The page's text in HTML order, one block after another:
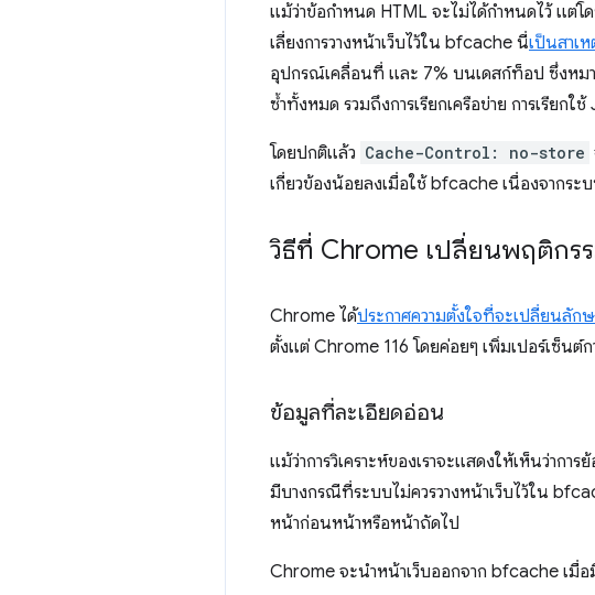
แม้ว่าข้อกำหนด HTML จะไม่ได้กำหนดไว้ แต่โด
เลี่ยงการวางหน้าเว็บไว้ใน bfcache นี่เป็นสาเ
อุปกรณ์เคลื่อนที่ และ 7% บนเดสก์ท็อป ซึ่งหมาย
ซ้ำทั้งหมด รวมถึงการเรียกเครือข่าย การเรียก
โดยปกติแล้ว Cache-Control: no-store
เกี่ยวข้องน้อยลงเมื่อใช้ bfcache เนื่องจากระ
วิธีที่ Chrome เปลี่ยนพฤติกร
Chrome ได้ประกาศความตั้งใจที่จะเปลี่ยนลัก
ตั้งแต่ Chrome 116 โดยค่อยๆ เพิ่มเปอร์เซ็นต์
ข้อมูลที่ละเอียดอ่อน
แม้ว่าการวิเคราะห์ของเราจะแสดงให้เห็นว่า
มีบางกรณีที่ระบบไม่ควรวางหน้าเว็บไว้ใน
หน้าก่อนหน้าหรือหน้าถัดไป
Chrome จะนำหน้าเว็บออกจาก bfcache เมื่